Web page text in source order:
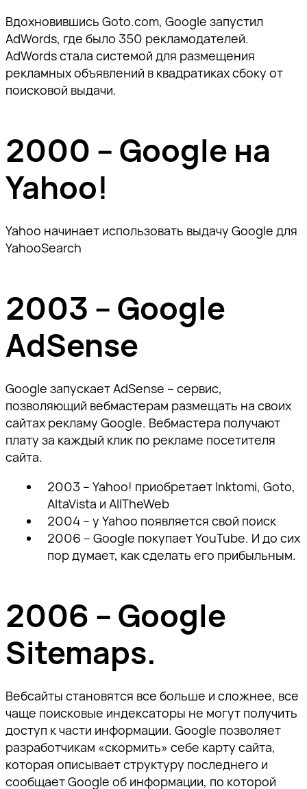
Вдохновившись Goto.com, Google запустил
AdWords, где было 350 рекламодателей.
AdWords стала системой для размещения
рекламных объявлений в квадратиках сбоку от
поисковой выдачи.
2000 – Google на
Yahoo!
Yahoo начинает использовать выдачу Google для
YahooSearch
2003 – Google
AdSense
Google запускает AdSense – сервис,
позволяющий вебмастерам размещать на своих
сайтах рекламу Google. Вебмастера получают
плату за каждый клик по рекламе посетителя
сайта.
2003 – Yahoo! приобретает Inktomi, Goto,
AltaVista и AllTheWeb
2004 – у Yahoo появляется свой поиск
2006 – Google покупает YouTube. И до сих
пор думает, как сделать его прибыльным.
2006 – Google
Sitemaps.
Вебсайты становятся все больше и сложнее, все
чаще поисковые индексаторы не могут получить
доступ к части информации. Google позволяет
разработчикам «скормить» себе карту сайта,
которая описывает структуру последнего и
сообщает Google об информации, по которой
Спасибо за подписку!
Мы отправили вам
проверочное письмо —
Спасибо за подписку!
Мы отправили вам
проверочное письмо —
Спасибо!
ближайшее время.
Подпишитесь, чтобы получать
тщательно отобранную экспертную
информацию о продвижении
Спасибо за подписку!
Мы отправили вам
проверочное письмо —